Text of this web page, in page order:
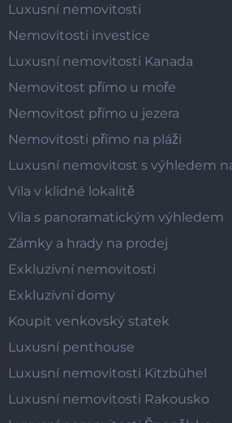
Luxusní nemovitosti
Nemovitosti investice
Luxusní nemovitosti Kanada
Nemovitost přímo u moře
Nemovitost přímo u jezera
Nemovitosti přímo na pláži
Luxusní nemovitost s výhledem
Vila v klidné lokalitě
Vila s panoramatickým výhledem
Zámky a hrady na prodej
Exkluzívní nemovitosti
Exkluzívní domy
Koupit venkovský statek
Luxusní penthouse
Luxusní nemovitosti Kitzbühel
Luxusní nemovitosti Rakousko